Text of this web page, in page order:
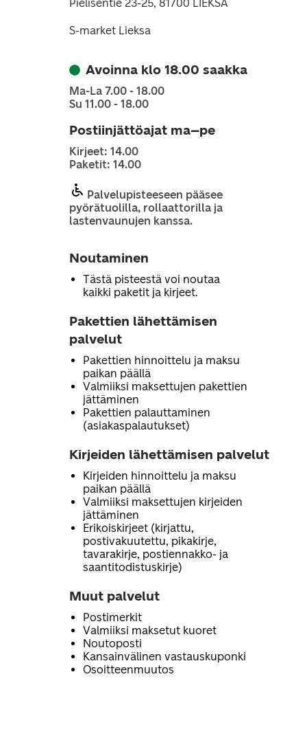
Pielisentie 23-25, 81700 LIEKSA
S-market Lieksa
Avoinna klo 18.00 saakka
Ma-La 7.00 - 18.00
Su 11.00 - 18.00
Postiinjättöajat ma–pe
Kirjeet: 14.00
Paketit: 14.00
Palvelupisteeseen pääsee
pyörätuolilla, rollaattorilla ja
lastenvaunujen kanssa.
Noutaminen
Tästä pisteestä voi noutaa
kaikki paketit ja kirjeet.
Pakettien lähettämisen
palvelut
Pakettien hinnoittelu ja maksu
paikan päällä
Valmiiksi maksettujen pakettien
jättäminen
Pakettien palauttaminen
(asiakaspalautukset)
Kirjeiden lähettämisen palvelut
Kirjeiden hinnoittelu ja maksu
paikan päällä
Valmiiksi maksettujen kirjeiden
jättäminen
Erikoiskirjeet (kirjattu,
postivakuutettu, pikakirje,
tavarakirje, postiennakko- ja
saantitodistuskirje)
Muut palvelut
Postimerkit
Valmiiksi maksetut kuoret
Noutoposti
Kansainvälinen vastauskuponki
Osoitteenmuutos